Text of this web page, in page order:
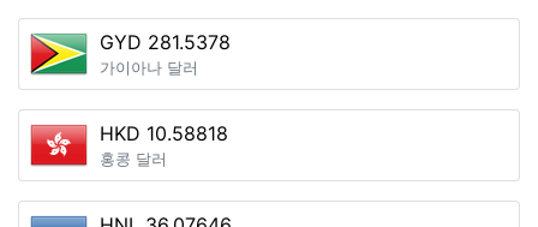
GYD 281.5378
가이아나 달러
HKD 10.58818
홍콩 달러